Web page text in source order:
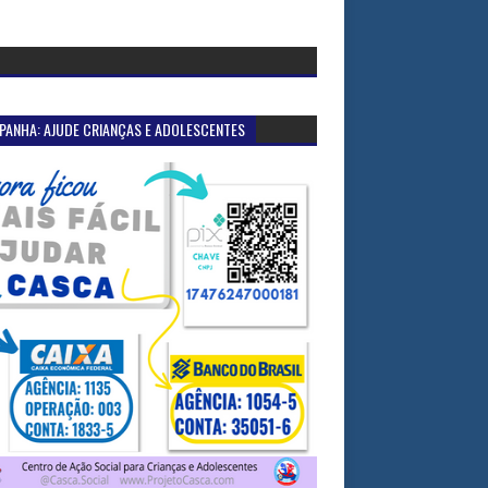
AJUDE CRIANÇAS E ADOLESCENTES